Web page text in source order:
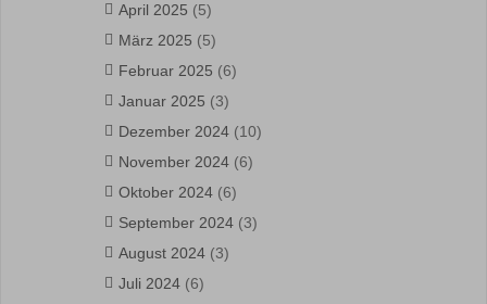
April 2025 (5)
März 2025 (5)
Februar 2025 (6)
Januar 2025 (3)
Dezember 2024 (10)
November 2024 (6)
Oktober 2024 (6)
September 2024 (3)
August 2024 (3)
Juli 2024 (6)